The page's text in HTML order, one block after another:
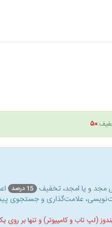
۵۰
مجد و یا امجد، تخفیف 15 درصد
علامت‌گذاری و جستجوی
(لپ تاب و کامپیوتر) و تنها بر